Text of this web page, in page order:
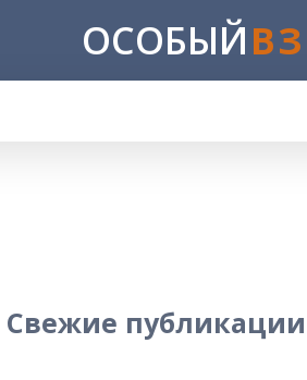
ОСОБЫЙ
Свежие публикации